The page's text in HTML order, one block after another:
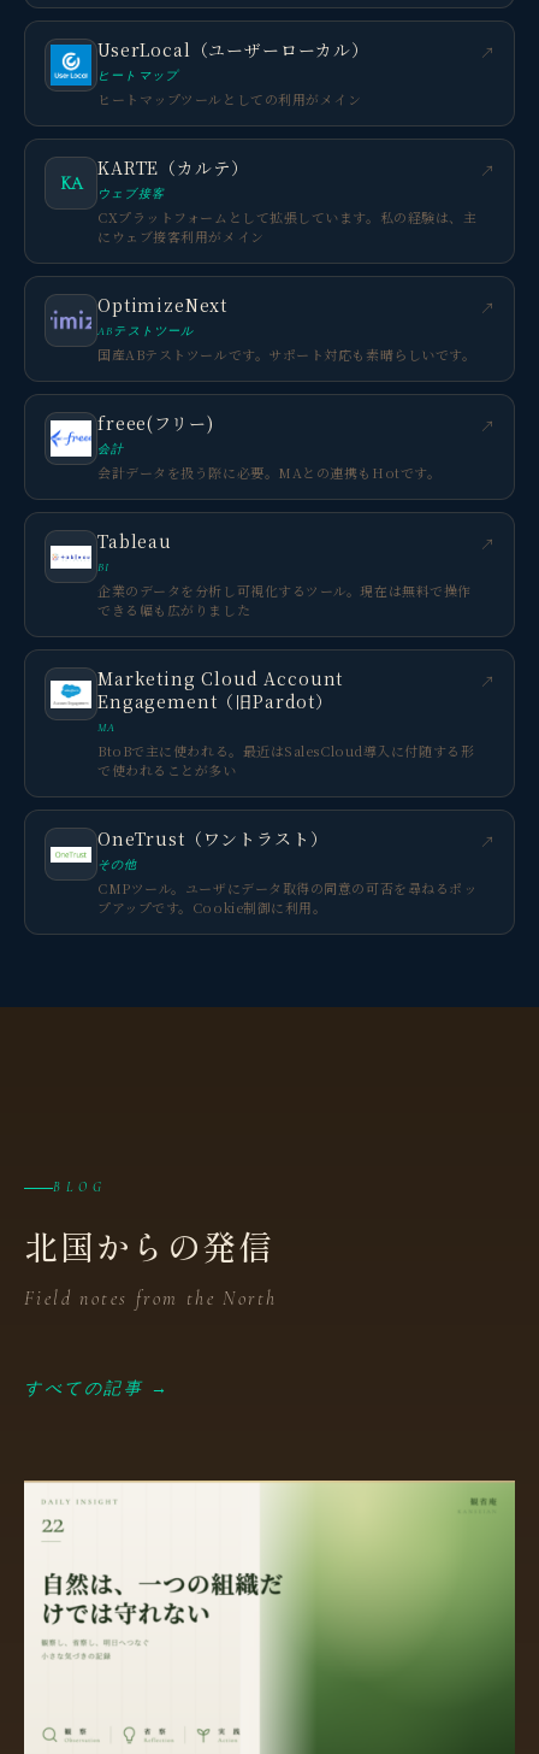
UserLocal（ユーザーローカル）
ヒートマップ
ヒートマップツールとしての利用がメイン
↗
KA
KARTE（カルテ）
ウェブ接客
CXプラットフォームとして拡張しています。私の経験は、主
にウェブ接客利用がメイン
↗
OptimizeNext
ABテストツール
国産ABテストツールです。サポート対応も素晴らしいです。
↗
freee(フリー)
会計
会計データを扱う際に必要。MAとの連携もHotです。
↗
Tableau
BI
企業のデータを分析し可視化するツール。現在は無料で操作
できる幅も広がりました
↗
Marketing Cloud Account
Engagement（旧Pardot）
MA
BtoBで主に使われる。最近はSalesCloud導入に付随する形
で使われることが多い
↗
OneTrust（ワントラスト）
その他
CMPツール。ユーザにデータ取得の同意の可否を尋ねるポッ
プアップです。Cookie制御に利用。
↗
BLOG
北国からの発信
Field notes from the North
すべての記事 →